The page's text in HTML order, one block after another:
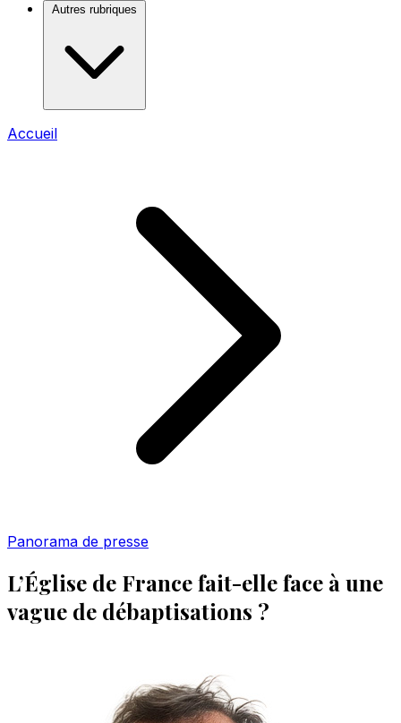
Autres rubriques
Accueil
Panorama de presse
L’Église de France fait-elle face à une
vague de débaptisations ?